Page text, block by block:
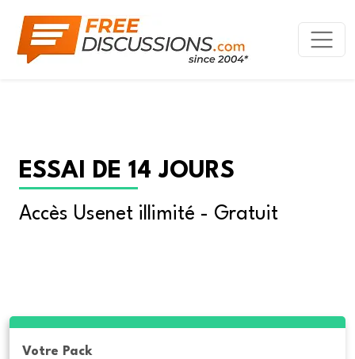
ESSAI DE 14 JOURS
Accès Usenet illimité - Gratuit
Votre Pack